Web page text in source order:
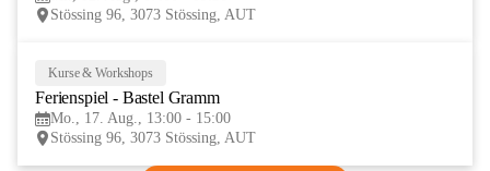
Stössing 96, 3073 Stössing, AUT
Kurse & Workshops
Ferienspiel - Bastel Gramm
Mo., 17. Aug., 13:00 - 15:00
Stössing 96, 3073 Stössing, AUT